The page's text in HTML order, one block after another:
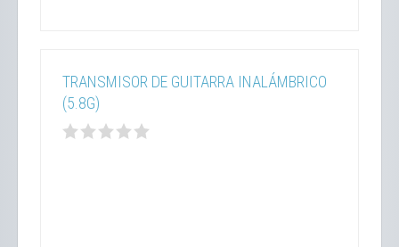
TRANSMISOR DE GUITARRA INALÁMBRICO
(5.8G)